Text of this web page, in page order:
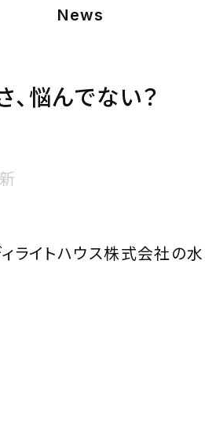
News
悩んでない？
ライトハウス株式会社の